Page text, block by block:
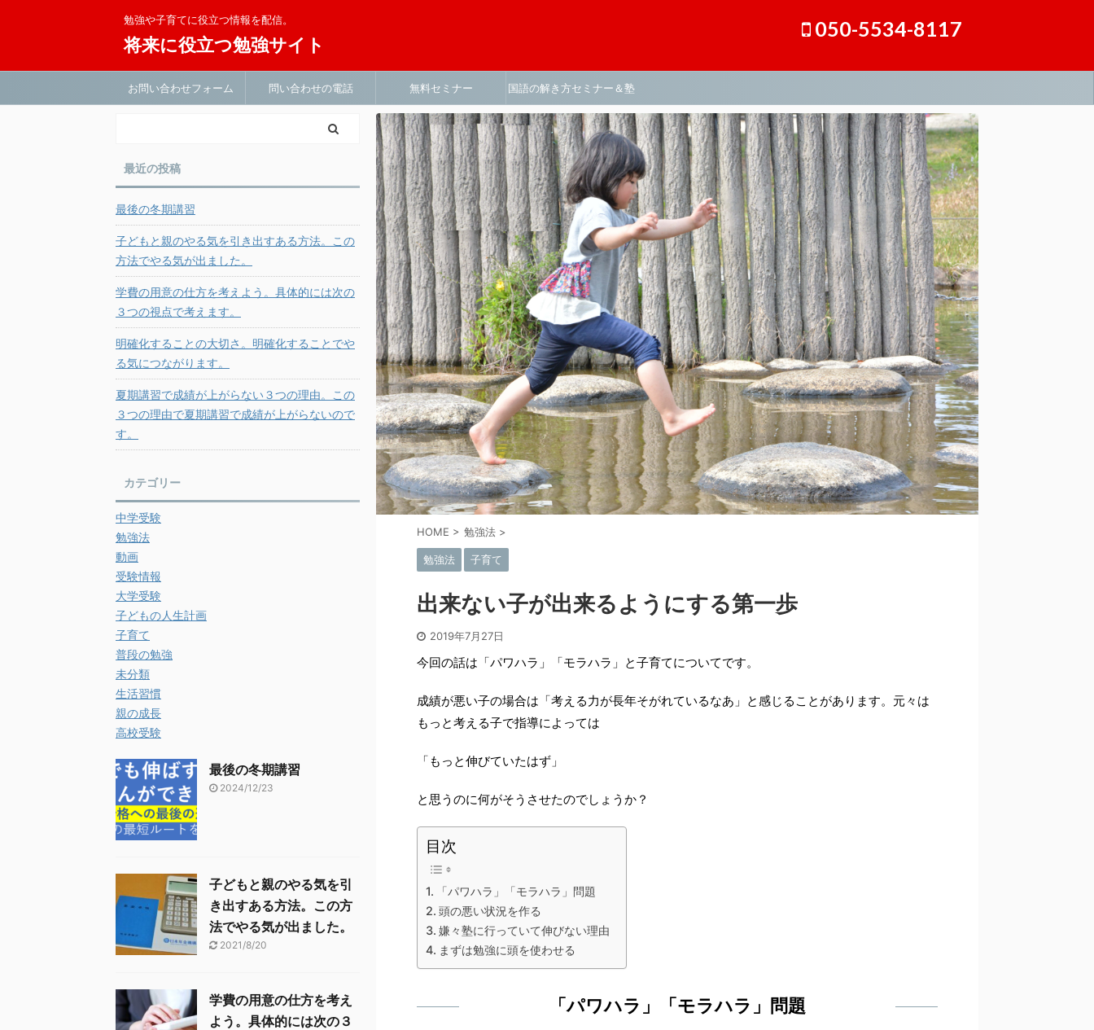
勉強や子育てに役立つ情報を配信。
将来に役立つ勉強サイト
050-5534-8117
お問い合わせフォーム 問い合わせの電話 無料セミナー 国語の解き方セミナー＆塾
説明会
HOME > 勉強法 >
勉強法 子育て
出来ない子が出来るようにする第一歩
2019年7月27日
今回の話は「パワハラ」「モラハラ」と子育てについてです。
成績が悪い子の場合は「考える力が長年そがれているなあ」と感じることがあります。元々は
もっと考える子で指導によっては
「もっと伸びていたはず」
と思うのに何がそうさせたのでしょうか？
目次
「パワハラ」「モラハラ」問題
頭の悪い状況を作る
嫌々塾に行っていて伸びない理由
まずは勉強に頭を使わせる
「パワハラ」「モラハラ」問題
最近の投稿
最後の冬期講習
子どもと親のやる気を引き出すある方法。この
方法でやる気が出ました。
学費の用意の仕方を考えよう。具体的には次の
３つの視点で考えます。
明確化することの大切さ。明確化することでや
る気につながります。
夏期講習で成績が上がらない３つの理由。この
３つの理由で夏期講習で成績が上がらないので
す。
カテゴリー
中学受験
勉強法
動画
受験情報
大学受験
子どもの人生計画
子育て
普段の勉強
未分類
生活習慣
親の成長
高校受験
最後の冬期講習
2024/12/23
子どもと親のやる気を引
き出すある方法。この方
法でやる気が出ました。
2021/8/20
学費の用意の仕方を考え
よう。具体的には次の３